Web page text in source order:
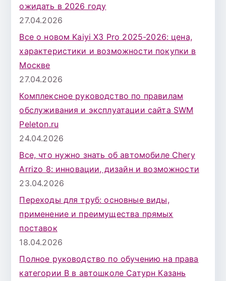
ожидать в 2026 году
27.04.2026
Все о новом Kaiyi X3 Pro 2025-2026: цена,
характеристики и возможности покупки в
Москве
27.04.2026
Комплексное руководство по правилам
обслуживания и эксплуатации сайта SWM
Peleton.ru
24.04.2026
Все, что нужно знать об автомобиле Chery
Arrizo 8: инновации, дизайн и возможности
23.04.2026
Переходы для труб: основные виды,
применение и преимущества прямых
поставок
18.04.2026
Полное руководство по обучению на права
категории B в автошколе Сатурн Казань